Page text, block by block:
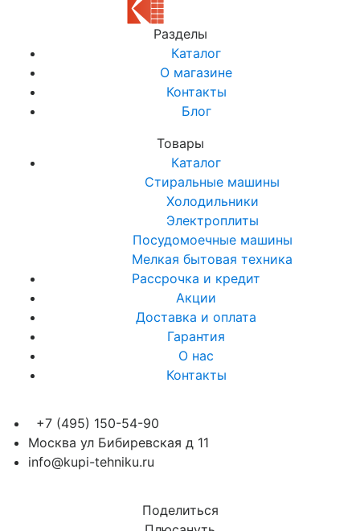
Разделы
Каталог
О магазине
Контакты
Блог
Товары
Каталог
Стиральные машины
Холодильники
Электроплиты
Посудомоечные машины
Мелкая бытовая техника
Рассрочка и кредит
Акции
Доставка и оплата
Гарантия
О нас
Контакты
+7 (495) 150-54-90
Москва ул Бибиревская д 11
info@kupi-tehniku.ru
Поделиться